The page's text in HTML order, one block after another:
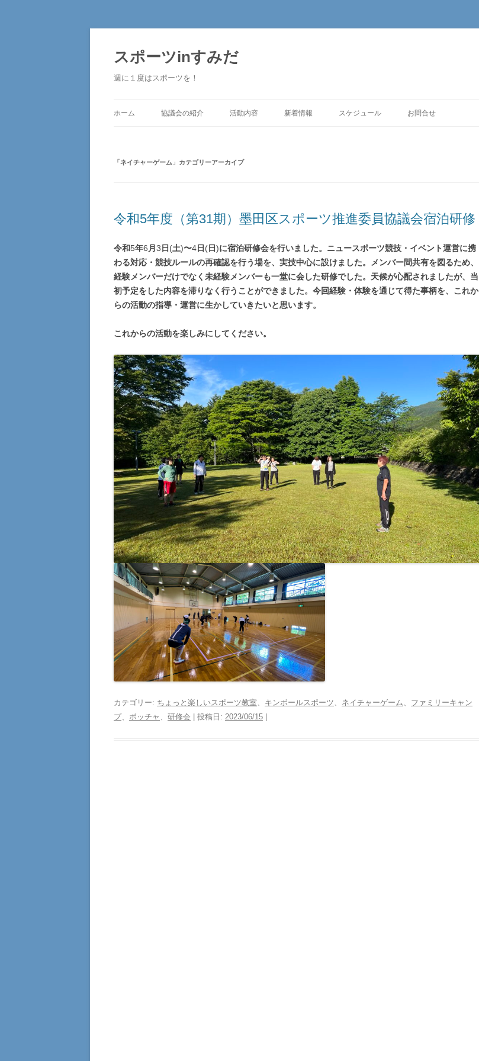
ン
ツ
へ
ス
スポーツinすみだ
週に１度はスポーツを！
ホーム 協議会の紹介 活動内容 新着情報 スケジュール お問合せ
「ネイチャーゲーム 」カテゴリーアーカイブ
令和5年度（第31期）墨田区スポーツ推進委員協議会宿泊研修
令和5年6 月 3 日 (土)〜4日 (日)に宿泊研修会を行いました。ニュースポーツ競技・イベント運営に携
わる対応・競技ルールの再確認を行う場を、実技中心に設けました。メンバー間共有を図るため、
経験メンバーだけでなく未経験メンバーも一堂に会した研修でした。天候が心配されましたが、当
初予定をした内容を滞りなく行うことができました。今回経験・体験を通じて得た事柄を、これか
らの活動の指導・運営に生かしていきたいと思います。
これからの活動を楽しみにしてください。
カテゴリー: ちょっと楽しいスポーツ教室、 キンボールスポーツ、 ネイチャーゲーム、 ファミリーキャン
プ、 ボッチャ 、 研修会 | 投稿日: 2023/06/15